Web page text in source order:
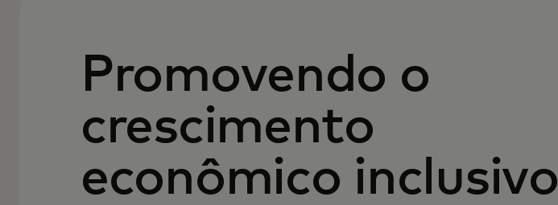
Promovendo o
crescimento
econômico inclusivo